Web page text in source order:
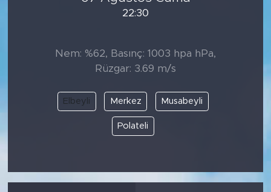
22:30
Nem: %62, Basınç: 1003 hpa hPa,
Rüzgar: 3.69 m/s
Elbeyli Merkez Musabeyli
Polateli